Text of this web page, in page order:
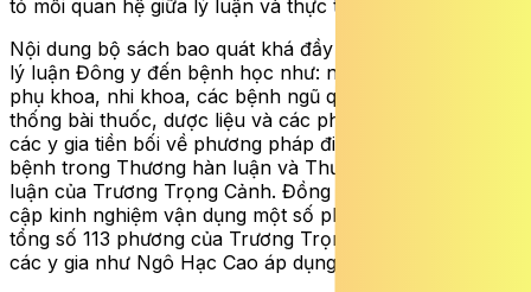
tỏ mối quan hệ giữa lý luận và thực tiễn lâm sàng.
Nội dung bộ sách bao quát khá đầy đủ các lĩnh vực từ
lý luận Đông y đến bệnh học như: nội khoa, ngoại khoa,
phụ khoa, nhi khoa, các bệnh ngũ quan; cùng với hệ
thống bài thuốc, dược liệu và các phần bàn luận của
các y gia tiền bối về phương pháp điều trị một số chứng
bệnh trong Thương hàn luận và Thương hàn tạp bệnh
luận của Trương Trọng Cảnh. Đồng thời, sách cũng đề
cập kinh nghiệm vận dụng một số phương thuốc trong
tổng số 113 phương của Trương Trọng Cảnh đã được
các y gia như Ngô Hạc Cao áp dụng.